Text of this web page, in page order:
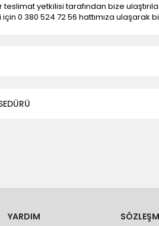
yetkilisi tarafından bize
0 380 524 72 56 hattımıza ulaşarak
ölçü, ebat, yükseklik vb. hatalar
YARDIM